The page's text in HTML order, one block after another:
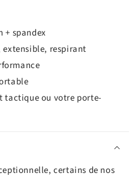
+ spandex
respirant
tactique ou votre porte-
certains de nos